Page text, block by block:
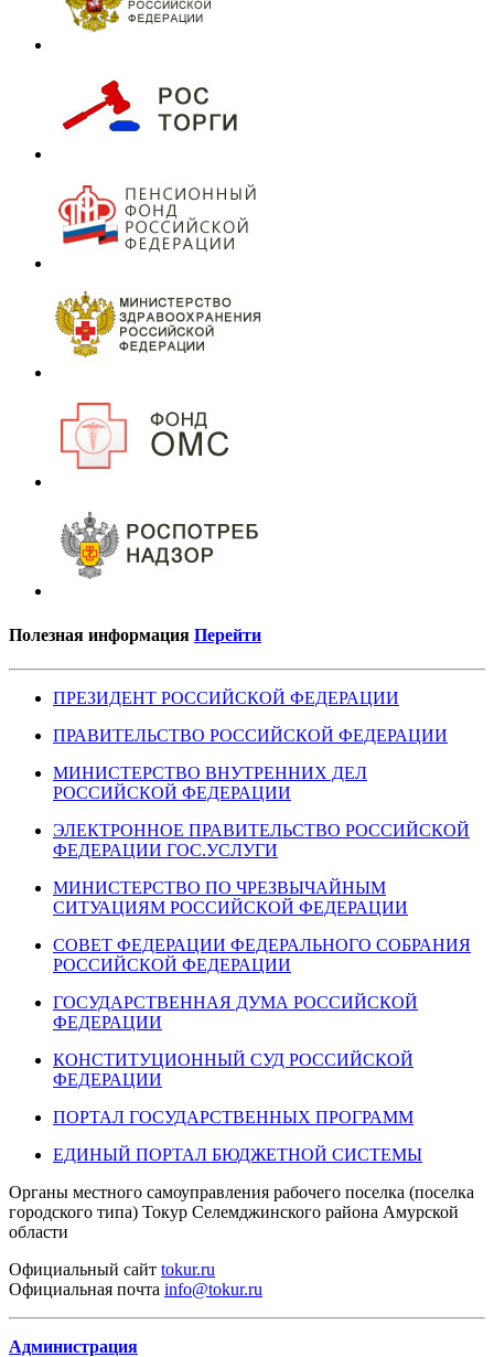
Полезная информация Перейти
ПРЕЗИДЕНТ РОССИЙСКОЙ ФЕДЕРАЦИИ
ПРАВИТЕЛЬСТВО РОССИЙСКОЙ ФЕДЕРАЦИИ
МИНИСТЕРСТВО ВНУТРЕННИХ ДЕЛ
РОССИЙСКОЙ ФЕДЕРАЦИИ
ЭЛЕКТРОННОЕ ПРАВИТЕЛЬСТВО РОССИЙСКОЙ
ФЕДЕРАЦИИ ГОС.УСЛУГИ
МИНИСТЕРСТВО ПО ЧРЕЗВЫЧАЙНЫМ
СИТУАЦИЯМ РОССИЙСКОЙ ФЕДЕРАЦИИ
СОВЕТ ФЕДЕРАЦИИ ФЕДЕРАЛЬНОГО СОБРАНИЯ
РОССИЙСКОЙ ФЕДЕРАЦИИ
ГОСУДАРСТВЕННАЯ ДУМА РОССИЙСКОЙ
ФЕДЕРАЦИИ
КОНСТИТУЦИОННЫЙ СУД РОССИЙСКОЙ
ФЕДЕРАЦИИ
ПОРТАЛ ГОСУДАРСТВЕННЫХ ПРОГРАММ
ЕДИНЫЙ ПОРТАЛ БЮДЖЕТНОЙ СИСТЕМЫ
Органы местного самоуправления рабочего поселка (поселка
городского типа) Токур Селемджинского района Амурской
области
Официальный сайт tokur.ru
Официальная почта info@tokur.ru
Администрация